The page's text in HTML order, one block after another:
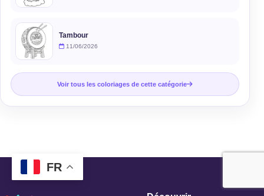
Tambour
11/06/2026
Voir tous les coloriages de cette catégorie
FR